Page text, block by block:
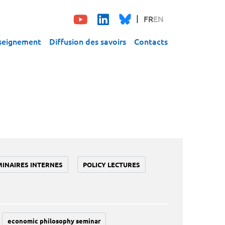
FREN
Diffusion des savoirs Contacts
INTERNES POLICY LECTURES
economic philosophy seminar